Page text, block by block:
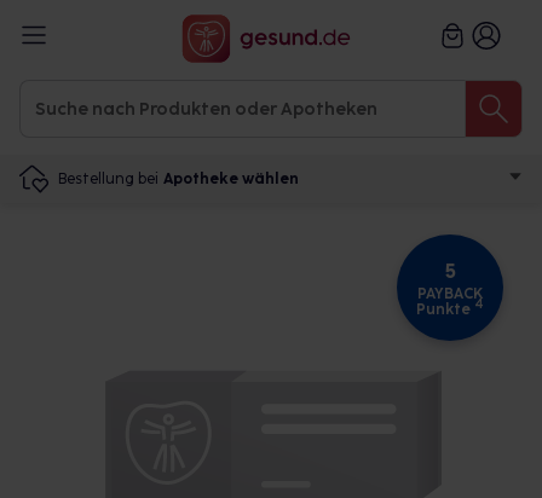
Bestellung bei Apotheke wählen
5
PAYBACK
Punkte 4